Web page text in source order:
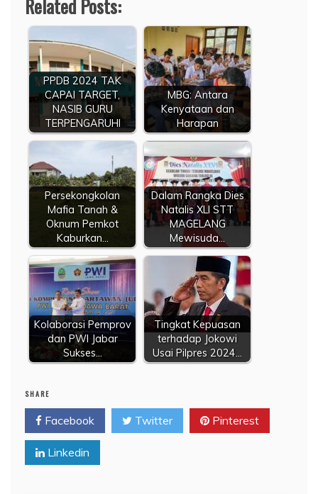
Related Posts:
PPDB 2024 TAK
CAPAI TARGET,
NASIB GURU
TERPENGARUHI
MBG: Antara
Kenyataan dan
Harapan
Persekongkolan
Mafia Tanah &
Oknum Pemkot
Kaburkan…
Dalam Rangka Dies
Natalis XLI STT
MAGELANG
Mewisuda…
Kolaborasi Pemprov
dan PWI Jabar
Sukses…
Tingkat Kepuasan
terhadap Jokowi
Usai Pilpres 2024…
SHARE
Facebook Twitter Pinterest
Linkedin